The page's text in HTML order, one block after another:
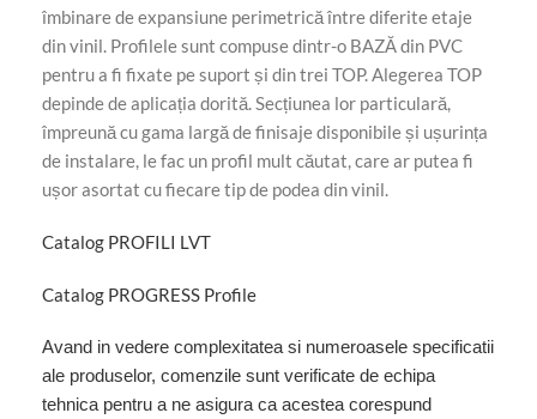
îmbinare de expansiune perimetrică între diferite etaje
din vinil. Profilele sunt compuse dintr-o BAZĂ din PVC
pentru a fi fixate pe suport și din trei TOP. Alegerea TOP
depinde de aplicația dorită. Secțiunea lor particulară,
împreună cu gama largă de finisaje disponibile și ușurința
de instalare, le fac un profil mult căutat, care ar putea fi
ușor asortat cu fiecare tip de podea din vinil.
Catalog PROFILI LVT
Catalog PROGRESS Profile
Avand in vedere complexitatea si numeroasele specificatii
ale produselor, comenzile sunt verificate de echipa
tehnica pentru a ne asigura ca acestea corespund